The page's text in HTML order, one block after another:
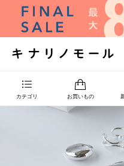
カテゴリ お買いもの